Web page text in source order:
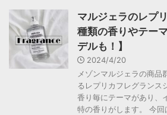
マルジェラのレプ
種類の香りやテー
デルも！】
2024/4/20
メゾンマルジェラの商品
るレプリカフレグランス
香り毎にテーマがあり、
特の香りがします。 今